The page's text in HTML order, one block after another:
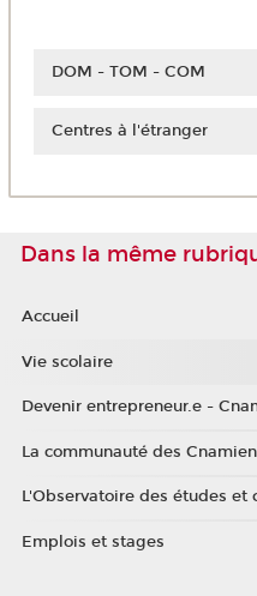
DOM - TOM - COM
La Réunion
Polynésie française
Centres à l'étranger
Dans la même
Accueil
Vie scolaire
Devenir entrepreneur.e -
La communauté des
L'Observatoire des études et
Emplois et stages